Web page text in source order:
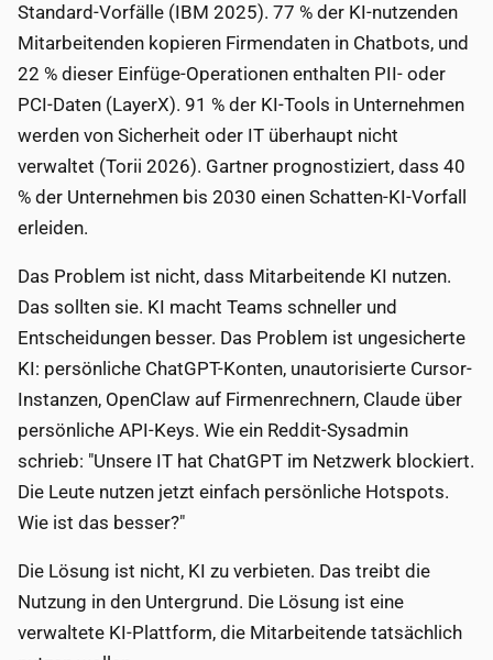
Standard-Vorfälle (IBM 2025). 77 % der KI-nutzenden
Mitarbeitenden kopieren Firmendaten in Chatbots, und
22 % dieser Einfüge-Operationen enthalten PII- oder
PCI-Daten (LayerX). 91 % der KI-Tools in Unternehmen
werden von Sicherheit oder IT überhaupt nicht
verwaltet (Torii 2026). Gartner prognostiziert, dass 40
% der Unternehmen bis 2030 einen Schatten-KI-Vorfall
erleiden.
Das Problem ist nicht, dass Mitarbeitende KI nutzen.
Das sollten sie. KI macht Teams schneller und
Entscheidungen besser. Das Problem ist ungesicherte
KI: persönliche ChatGPT-Konten, unautorisierte Cursor-
Instanzen, OpenClaw auf Firmenrechnern, Claude über
persönliche API-Keys. Wie ein Reddit-Sysadmin
schrieb: "Unsere IT hat ChatGPT im Netzwerk blockiert.
Die Leute nutzen jetzt einfach persönliche Hotspots.
Wie ist das besser?"
Die Lösung ist nicht, KI zu verbieten. Das treibt die
Nutzung in den Untergrund. Die Lösung ist eine
verwaltete KI-Plattform, die Mitarbeitende tatsächlich